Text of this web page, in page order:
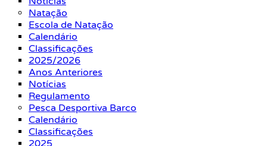
Natação
Escola de Natação
Calendário
Classificações
2025/2026
Anos Anteriores
Notícias
Regulamento
Pesca Desportiva Barco
Calendário
Classificações
2025